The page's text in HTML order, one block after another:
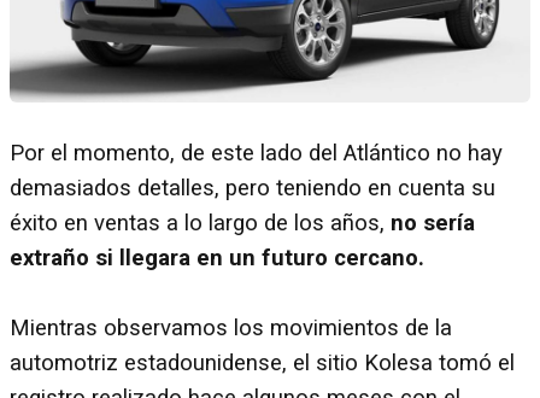
Por el momento, de este lado del Atlántico no hay
demasiados detalles, pero teniendo en cuenta su
éxito en ventas a lo largo de los años, no sería
extraño si llegara en un futuro cercano.
Mientras observamos los movimientos de la
automotriz estadounidense, el sitio Kolesa tomó el